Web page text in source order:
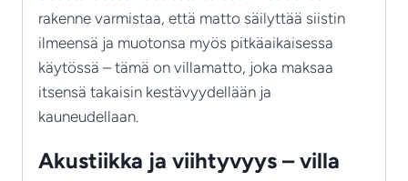
rakenne varmistaa, että matto säilyttää siistin
ilmeensä ja muotonsa myös pitkäaikaisessa
käytössä – tämä on villamatto, joka maksaa
itsensä takaisin kestävyydellään ja
kauneudellaan.
Akustiikka ja viihtyvyys – villa